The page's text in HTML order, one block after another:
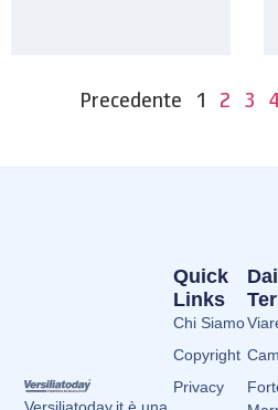
Precedente 1 2 3
Versiliatoday.it è una
Dai
Quick
Links
Chi Siamo
Copyright
Privacy